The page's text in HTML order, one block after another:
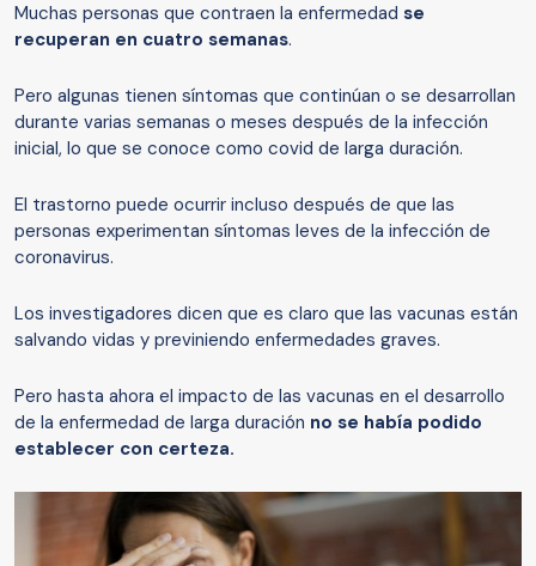
Muchas personas que contraen la enfermedad se
recuperan en cuatro semanas.
Pero algunas tienen síntomas que continúan o se desarrollan
durante varias semanas o meses después de la infección
inicial, lo que se conoce como covid de larga duración.
El trastorno puede ocurrir incluso después de que las
personas experimentan síntomas leves de la infección de
coronavirus.
Los investigadores dicen que es claro que las vacunas están
salvando vidas y previniendo enfermedades graves.
Pero hasta ahora el impacto de las vacunas en el desarrollo
de la enfermedad de larga duración no se había podido
establecer con certeza.